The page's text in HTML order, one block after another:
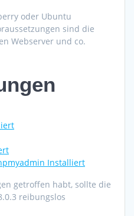
oder Ubuntu
sind die
Webserver und co.
Installiert
getroffen habt, sollte die
reibungslos